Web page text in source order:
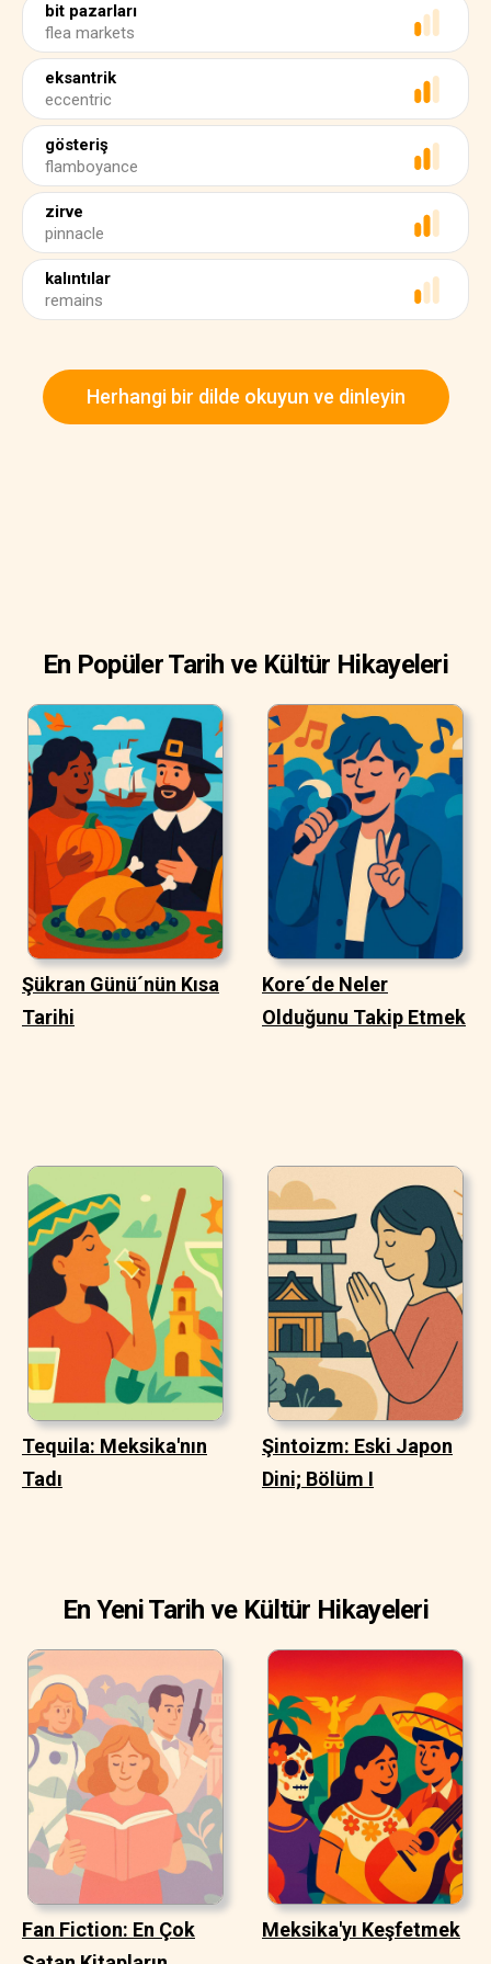
bit pazarları
flea markets
eksantrik
eccentric
gösteriş
flamboyance
zirve
pinnacle
kalıntılar
remains
Herhangi bir dilde okuyun ve dinleyin
En Popüler Tarih ve Kültür Hikayeleri
Şükran Günü´nün Kısa
Tarihi
Kore´de Neler
Olduğunu Takip Etmek
Tequila: Meksika'nın
Tadı
Şintoizm: Eski Japon
Dini; Bölüm I
En Yeni Tarih ve Kültür Hikayeleri
Fan Fiction: En Çok
Meksika'yı Keşfetmek